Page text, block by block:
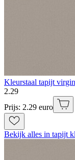
Kleurstaal tapijt
2.29
Prijs: 2.29 euro
Bekijk alles in tapijt